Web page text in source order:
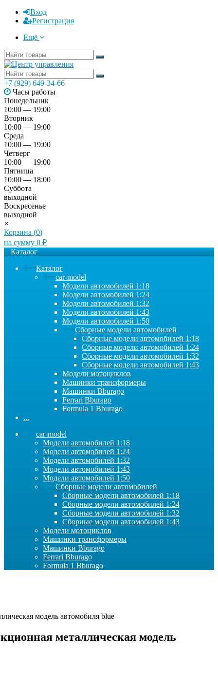
Вход
Регистрация
Ещё
+7 (929) 649-34-66
Часы работы
Понедельник
10:00 — 19:00
Вторник
10:00 — 19:00
Среда
10:00 — 19:00
Четверг
10:00 — 19:00
Пятница
10:00 — 18:00
Суббота
выходной
Воскресенье
выходной
×
Корзина (0)
на сумму 0 ₽
Каталог
Каталог
car-model
Модели автомобилей 1:18
Модели автомобилей 1:24
Модели автомобилей 1:32
Модели автомобилей 1:43
Модели автомобилей 1:50
Сборные модели автомобилей
Сборные модели автомобилей 1:18
Сборные модели автомобилей 1:24
Сборные модели автомобилей 1:32
Сборные модели автомобилей 1:43
Модели мотоциклов
Машинки трансформеры
Машинки Bburago
Ferrari Bburago
Formula 1 Bburago
...
car-model
Модели автомобилей 1:18
Модели автомобилей 1:24
Модели автомобилей 1:32
Модели автомобилей 1:43
Модели автомобилей 1:50
Сборные модели автомобилей
Сборные модели автомобилей 1:18
Сборные модели автомобилей 1:24
Сборные модели автомобилей 1:32
Сборные модели автомобилей 1:43
Модели мотоциклов
Машинки трансформеры
Машинки Bburago
Ferrari Bburago
Formula 1 Bburago
модель автомобиля blue
металлическая модель